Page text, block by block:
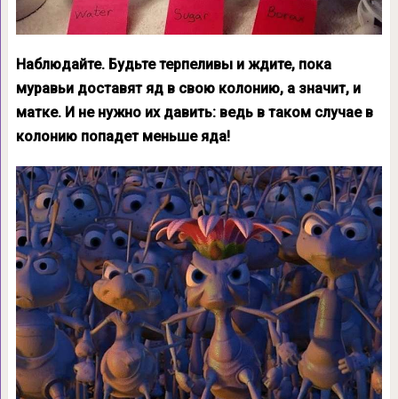
Наблюдайте. Будьте терпеливы и ждите, пока
муравьи доставят яд в свою колонию, а значит, и
матке. И не нужно их давить: ведь в таком случае в
колонию попадет меньше яда!